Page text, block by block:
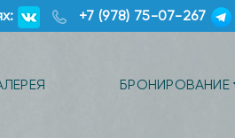
+7 (978) 75-07-267
БРОНИРОВАНИЕ